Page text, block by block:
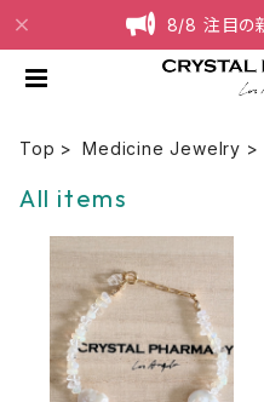
8/8 注目の
Top Medicine Jewelry
All items